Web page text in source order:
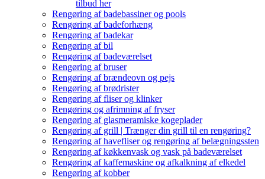
tilbud her
Rengøring af badebassiner og pools
Rengøring af badeforhæng
Rengøring af badekar
Rengøring af bil
Rengøring af badeværelset
Rengøring af bruser
Rengøring af brændeovn og pejs
Rengøring af brødrister
Rengøring af fliser og klinker
Rengøring og afrimning af fryser
Rengøring af glasmeramiske kogeplader
Rengøring af grill | Trænger din grill til en rengøring?
Rengøring af havefliser og rengøring af belægningssten
Rengøring af køkkenvask og vask på badeværelset
Rengøring af kaffemaskine og afkalkning af elkedel
Rengøring af kobber